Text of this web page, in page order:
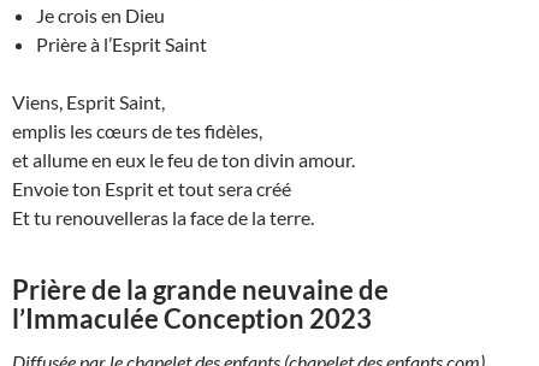
Je crois en Dieu
Prière à l’Esprit Saint
Viens, Esprit Saint,
emplis les cœurs de tes fidèles,
et allume en eux le feu de ton divin amour.
Envoie ton Esprit et tout sera créé
Et tu renouvelleras la face de la terre.
Prière de la grande neuvaine de
l’Immaculée Conception 2023